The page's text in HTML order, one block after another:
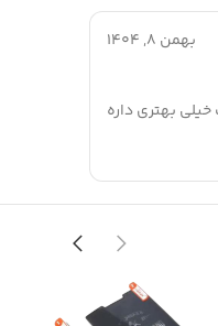
بهمن 8, 1404
بهتری داره